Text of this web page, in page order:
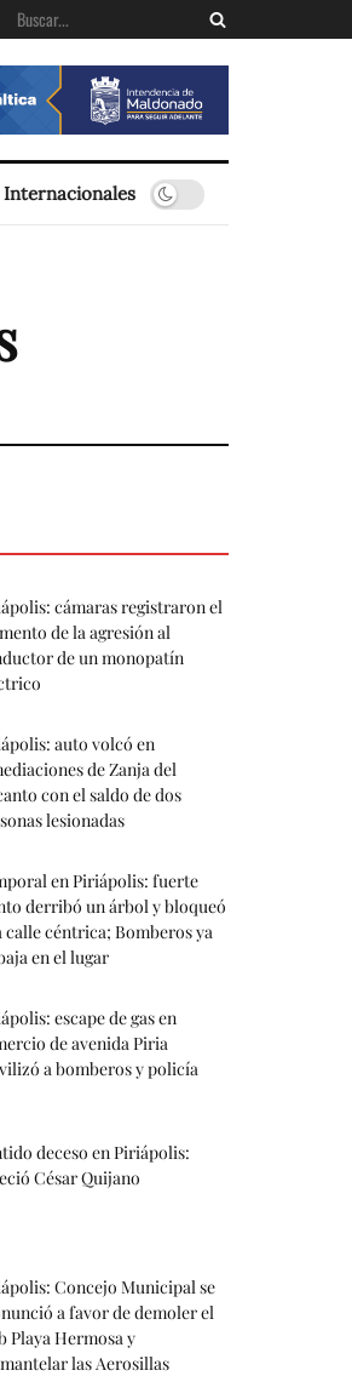
Internacionales
cámaras registraron el
de la agresión al
de un monopatín
auto volcó en
de Zanja del
con el saldo de dos
lesionadas
en Piriápolis: fuerte
derribó un árbol y bloqueó
calle céntrica; Bomberos ya
en el lugar
escape de gas en
de avenida Piria
a bomberos y policía
deceso en Piriápolis:
César Quijano
Concejo Municipal se
a favor de demoler el
Playa Hermosa y
las Aerosillas